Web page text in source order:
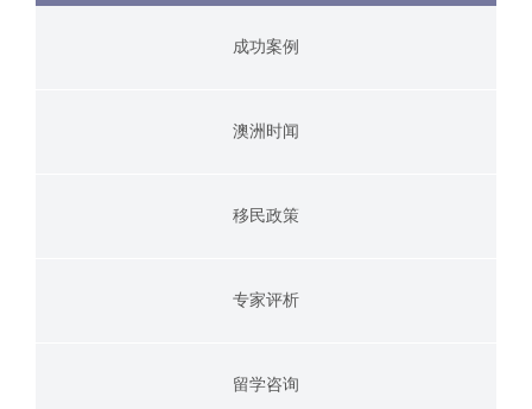
成功案例
澳洲时闻
移民政策
专家评析
留学咨询